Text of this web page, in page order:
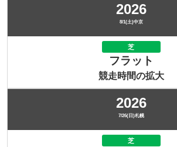
2026
8/1(土)中京
芝
フラット
競走時間の拡大
2026
7/26(日)札幌
芝